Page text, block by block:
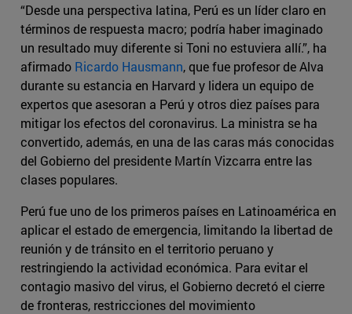
“Desde una perspectiva latina, Perú es un líder claro en
términos de respuesta macro; podría haber imaginado
un resultado muy diferente si Toni no estuviera allí.”, ha
afirmado Ricardo Hausmann, que fue profesor de Alva
durante su estancia en Harvard y lidera un equipo de
expertos que asesoran a Perú y otros diez países para
mitigar los efectos del coronavirus. La ministra se ha
convertido, además, en una de las caras más conocidas
del Gobierno del presidente Martín Vizcarra entre las
clases populares.
Perú fue uno de los primeros países en Latinoamérica en
aplicar el estado de emergencia, limitando la libertad de
reunión y de tránsito en el territorio peruano y
restringiendo la actividad económica. Para evitar el
contagio masivo del virus, el Gobierno decretó el cierre
de fronteras, restricciones del movimiento